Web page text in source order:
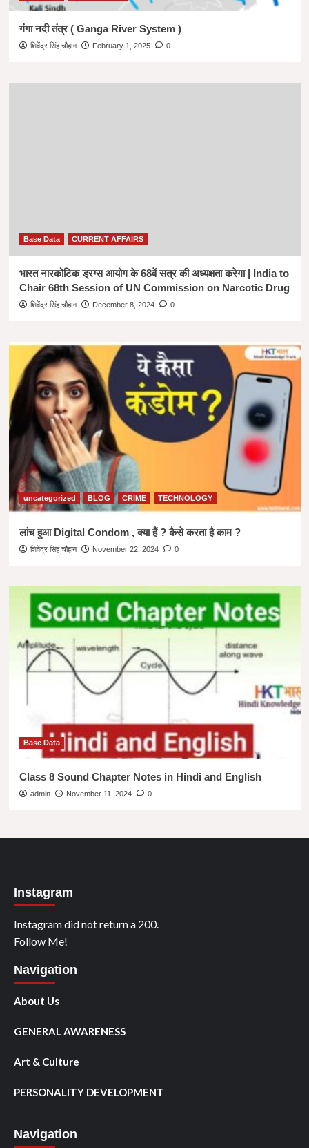
गंगा नदी तंत्र ( Ganga River System )
शिवेंद्र सिंह चौहान February 1, 2025 0
Base Data CURRENT AFFAIRS
भारत नारकोटिक ड्रग्स आयोग के 68वें सत्र की अध्यक्षता करेगा | India to
Chair 68th Session of UN Commission on Narcotic Drug
शिवेंद्र सिंह चौहान December 8, 2024 0
uncategorized BLOG CRIME TECHNOLOGY
लांच हुआ Digital Condom , क्या हैं ? कैसे करता है काम ?
शिवेंद्र सिंह चौहान November 22, 2024 0
Base Data
Class 8 Sound Chapter Notes in Hindi and English
admin November 11, 2024 0
Instagram
Instagram did not return a 200.
Follow Me!
Navigation
About Us
GENERAL AWARENESS
Art & Culture
PERSONALITY DEVELOPMENT
Navigation